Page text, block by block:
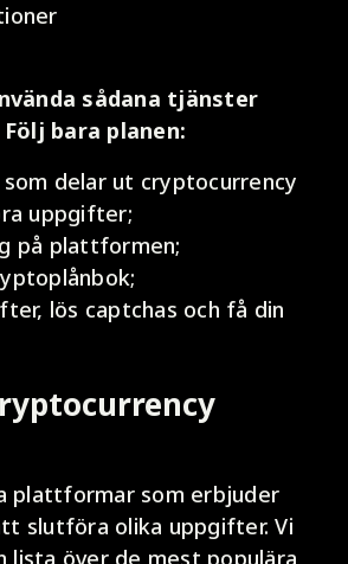
sådana tjänster
bara planen:
delar ut cryptocurrency
uppgifter;
på plattformen;
lös captchas och få din
plattformar som erbjuder
slutföra olika uppgifter. Vi
över de mest populära